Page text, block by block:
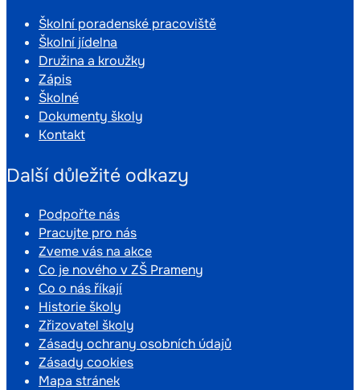
Školní poradenské pracoviště
Školní jídelna
Družina a kroužky
Zápis
Školné
Dokumenty školy
Kontakt
Další důležité odkazy
Podpořte nás
Pracujte pro nás
Zveme vás na akce
Co je nového v ZŠ Prameny
Co o nás říkají
Historie školy
Zřizovatel školy
Zásady ochrany osobních údajů
Zásady cookies
Mapa stránek